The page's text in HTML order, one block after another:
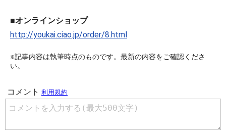
■オンラインショップ
http://youkai.ciao.jp/order/8.html
※記事内容は執筆時点のものです。最新の内容をご確認くださ
い。